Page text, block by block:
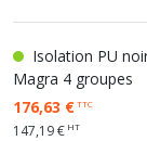
Isolation PU
Magra 4 groupes
176,63 €TTC
147,19 € HT